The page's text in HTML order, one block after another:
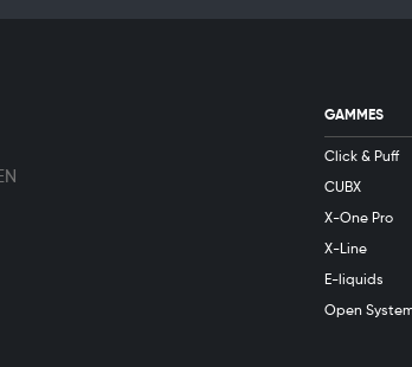
GAMMES
Click & Puff
CUBX
X-One Pro
X-Line
E-liquids
Open